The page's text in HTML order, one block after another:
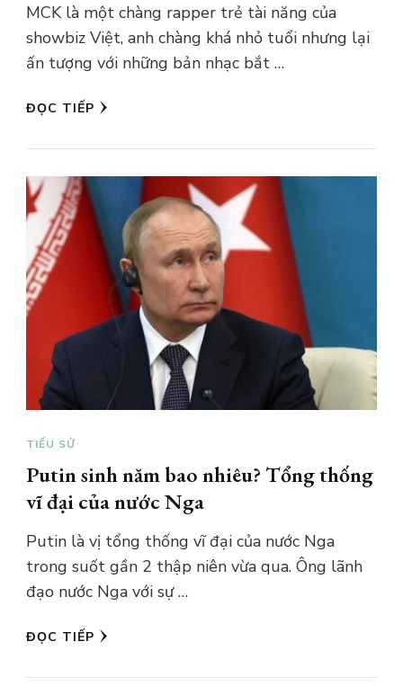
MCK là một chàng rapper trẻ tài năng của
showbiz Việt, anh chàng khá nhỏ tuổi nhưng lại
ấn tượng với những bản nhạc bắt …
ĐỌC TIẾP
TIỂU SỬ
Putin sinh năm bao nhiêu? Tổng thống
vĩ đại của nước Nga
Putin là vị tổng thống vĩ đại của nước Nga
trong suốt gần 2 thập niên vừa qua. Ông lãnh
đạo nước Nga với sự …
ĐỌC TIẾP